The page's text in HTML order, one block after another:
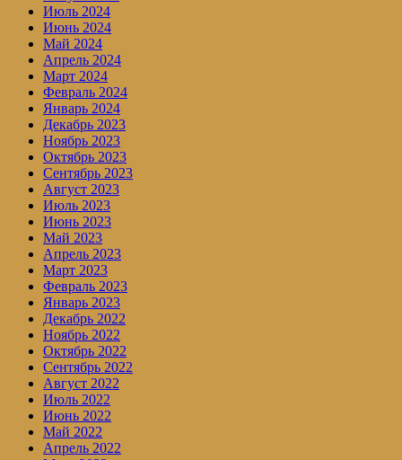
Июль 2024
Июнь 2024
Май 2024
Апрель 2024
Март 2024
Февраль 2024
Январь 2024
Декабрь 2023
Ноябрь 2023
Октябрь 2023
Сентябрь 2023
Август 2023
Июль 2023
Июнь 2023
Май 2023
Апрель 2023
Март 2023
Февраль 2023
Январь 2023
Декабрь 2022
Ноябрь 2022
Октябрь 2022
Сентябрь 2022
Август 2022
Июль 2022
Июнь 2022
Май 2022
Апрель 2022